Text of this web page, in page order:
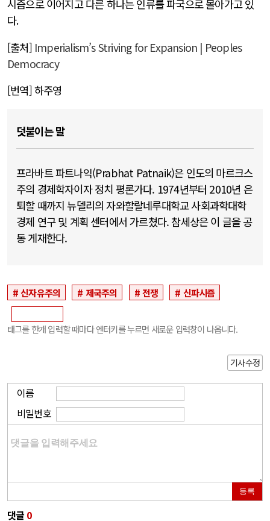
시즘으로 이어지고 다른 하나는 인류를 파국으로 몰아가고 있
다.
[출처] Imperialism’s Striving for Expansion | Peoples
Democracy
[번역] 하주영
덧붙이는 말
프라바트 파트나익(Prabhat Patnaik)은 인도의 마르크스
주의 경제학자이자 정치 평론가다. 1974년부터 2010년 은
퇴할 때까지 뉴델리의 자와할랄네루대학교 사회과학대학
경제 연구 및 계획 센터에서 가르쳤다. 참세상은 이 글을 공
동 게재한다.
신자유주의 제국주의 전쟁 신파시즘
태그를 한개 입력할 때마다 엔터키를 누르면 새로운 입력창이 나옵니다.
기사수정
이름
비밀번호
등록
댓글 0